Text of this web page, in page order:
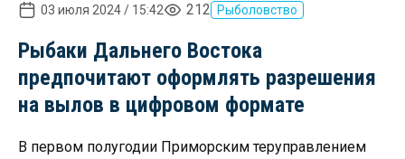
03 июля 2024 / 15:42 212 Рыболовство
Рыбаки Дальнего Востока
предпочитают оформлять разрешения
на вылов в цифровом формате
В первом полугодии Приморским теруправлением